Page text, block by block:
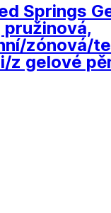
Springs
zónová/
z gelové